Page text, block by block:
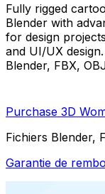
Fully rigged
Blender with
for design
and UI/UX
Blender, FBX,
Purchase 3D
Fichiers Blender,
Garantie de